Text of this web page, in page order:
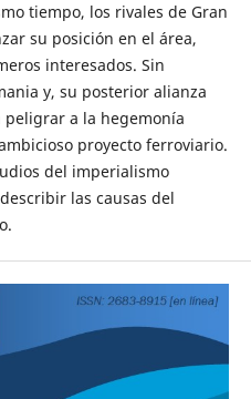
tiempo, los rivales de Gran
su posición en el área,
interesados. Sin
y, su posterior alianza
a la hegemonía
proyecto ferroviario.
del imperialismo
las causas del